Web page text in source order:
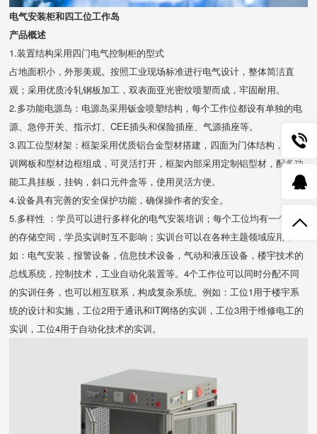
电气安装柜和四工位工作岛
产品概述
1.装置结构采用四门电气控制柜的型式
占地面积小，外形美观。按照工业现场标准进行电气设计，整体简洁直
观；采用优质冷轧钢板加工，双表面亚光密纹喷塑而成，牢固耐用。
2.多功能电源岛：电源岛采用钣金喷塑结构，每个工作位都设有单独的电
源、急停开关、指示灯、CEE插头和保险插座、气源插座等。
3.四工位型材架：框架采用优质铝合金型材搭建，四面为门体结构，由实
训网板和型材边框组成，可灵活打开，框架内部采用定制铝型材，配多功
能工具挂板，挂钩，斜口元件盒等，使用灵活方便。
4.设备具有完善的安全保护功能，确保操作者的安全。
5.多样性 ：学员可以进行多样化的电气安装培训；每个工位均有一个单独
的存储空间，学员实训时互不影响；实训台可以在各种主题领域应用，
如：电气安装，报警设备，信息技术设备，气动和液压设备，楼宇技术的
总线系统，控制技术，工业自动化装置等。4个工作位可以同时分配不同
的实训任务，也可以相互联系，构成复杂系统。例如：工位1用于楼宇系
统的设计和实施，工位2用于通讯和IT网络的实训，工位3用于维修电工的
实训，工位4用于自动化技术的实训。
010-